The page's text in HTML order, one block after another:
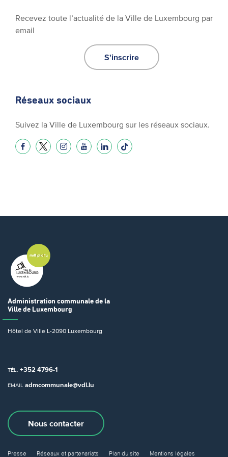
Recevez toute l’actualité de la Ville de Luxembourg par
email
S'inscrire
Réseaux sociaux
Suivez la Ville de Luxembourg sur les réseaux sociaux.
Administration communale de la
Ville de Luxembourg
Hôtel de Ville L-2090 Luxembourg
TÉL. +352 4796-1
EMAIL admcommunale@vdl.lu
Nous contacter
Presse Réseaux et partenariats Plan du site Mentions légales